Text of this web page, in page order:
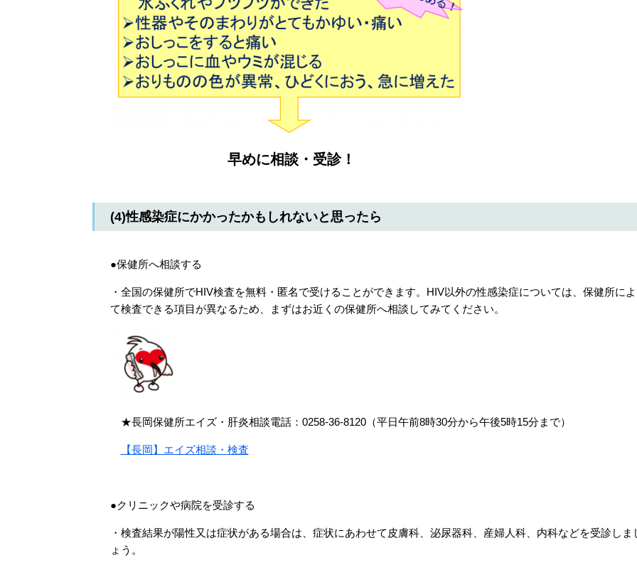
早めに相談・受診！
(4)性感染症にかかったかもしれないと思ったら
●保健所へ相談する
・全国の保健所でHIV検査を無料・匿名で受けることができます。HIV以外の性感染症については、保健所に
て検査できる項目が異なるため、まずはお近くの保健所へ相談してみてください。
★長岡保健所エイズ・肝炎相談電話：0258-36-8120（平日午前8時30分から午後5時15分まで）
【長岡】エイズ相談・検査
●クリニックや病院を受診する
・検査結果が陽性又は症状がある場合は、症状にあわせて皮膚科、泌尿器科、産婦人科、内科などを受診しま
ょう。